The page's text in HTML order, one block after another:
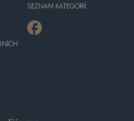
SEZNAM KATEGORIÍ